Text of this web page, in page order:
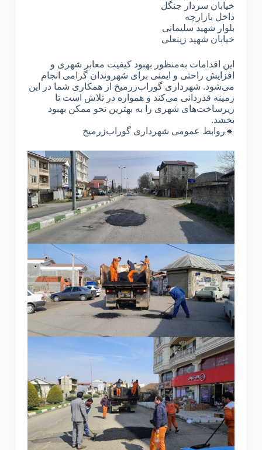
خیابان سردار جنگل
داخل بازارچه
بلوار شهید سلیمانی
خیابان شهید زینعلی
این اقدامات به‌منظور بهبود کیفیت معابر شهری و
افزایش راحتی و ایمنی برای شهروندان گرامی انجام
می‌شود. شهرداری گوراب‌زرمیخ از همکاری شما در این
زمینه قدردانی می‌کند و همواره در تلاش است تا
زیرساخت‌های شهری را به بهترین نحو ممکن بهبود
بخشد.
🔸روابط عمومی شهرداری گوراب‌زرمیخ